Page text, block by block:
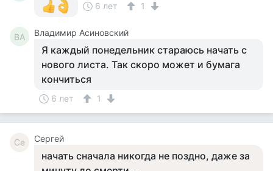
6 лет
1
ВА Владимир Асиновский
Я каждый понедельник стараюсь начать с
нового листа. Так скоро может и бумага
кончиться
6 лет 1
Се Сергей
начать сначала никогда не поздно, даже за